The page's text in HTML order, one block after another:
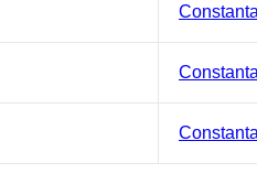
Constanta
Constanta
Constanta